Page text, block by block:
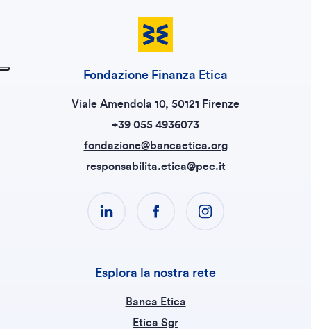
Fondazione Finanza Etica
Viale Amendola 10, 50121 Firenze
+39 055 4936073
fondazione@bancaetica.org
responsabilita.etica@pec.it
Esplora la nostra rete
Banca Etica
Etica Sgr